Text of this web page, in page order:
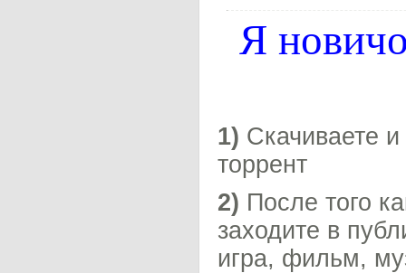
Я
1) Скачиваете
торрент
2) После того
заходите в
игра, фильм,